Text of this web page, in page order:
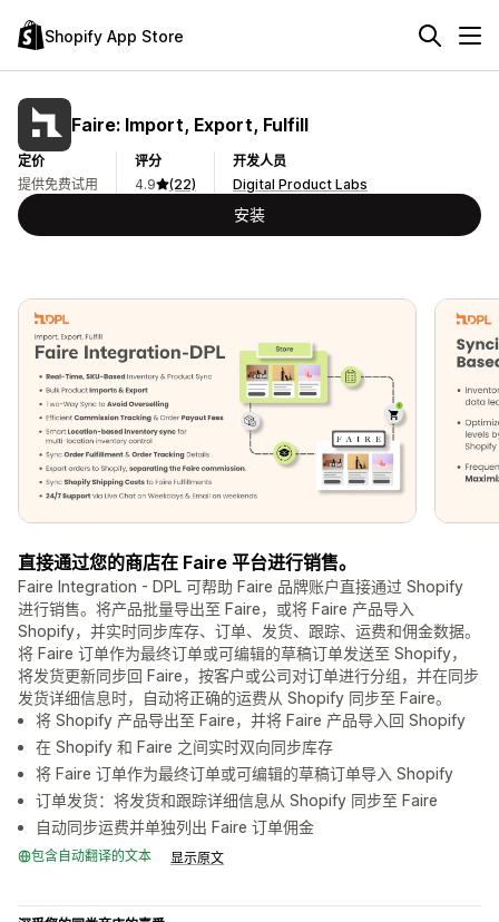
Shopify App Store
Faire: Import, Export, Fulfill
定价
提供免费试用
评分
4.9
(22)
开发人员
Digital Product Labs
安装
直接通过您的商店在 Faire 平台进行销售。
Faire Integration - DPL 可帮助 Faire 品牌账户直接通过 Shopify
进行销售。将产品批量导出至 Faire，或将 Faire 产品导入
Shopify，并实时同步库存、订单、发货、跟踪、运费和佣金数据。
将 Faire 订单作为最终订单或可编辑的草稿订单发送至 Shopify，
将发货更新同步回 Faire，按客户或公司对订单进行分组，并在同步
发货详细信息时，自动将正确的运费从 Shopify 同步至 Faire。
将 Shopify 产品导出至 Faire，并将 Faire 产品导入回 Shopify
在 Shopify 和 Faire 之间实时双向同步库存
将 Faire 订单作为最终订单或可编辑的草稿订单导入 Shopify
订单发货：将发货和跟踪详细信息从 Shopify 同步至 Faire
自动同步运费并单独列出 Faire 订单佣金
包含自动翻译的文本 显示原文